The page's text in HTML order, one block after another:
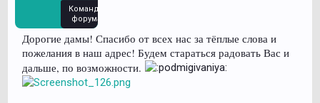
Команда
форума
Дорогие дамы! Спасибо от всех нас за тёплые слова и
пожелания в наш адрес! Будем стараться радовать Вас и
дальше, по возможности.